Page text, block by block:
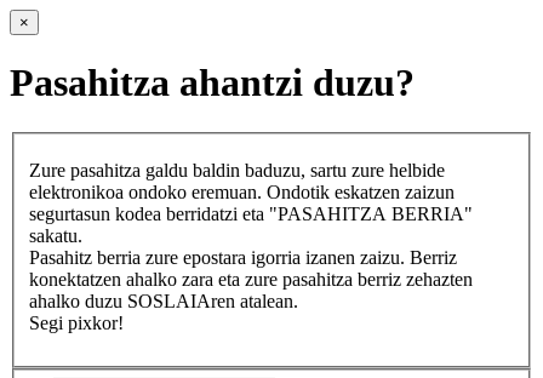
×
Pasahitza ahantzi duzu?
Zure pasahitza galdu baldin baduzu, sartu zure helbide
elektronikoa ondoko eremuan. Ondotik eskatzen zaizun
segurtasun kodea berridatzi eta "PASAHITZA BERRIA"
sakatu.
Pasahitz berria zure epostara igorria izanen zaizu. Berriz
konektatzen ahalko zara eta zure pasahitza berriz zehazten
ahalko duzu SOSLAIAren atalean.
Segi pixkor!